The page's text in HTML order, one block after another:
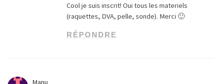
Cool je suis inscrit! Oui tous les materiels
(raquettes, DVA, pelle, sonde). Merci 🙂
RÉPONDRE
Manu